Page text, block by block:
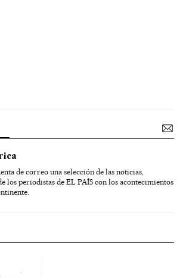
de correo una selección de las noticias,
los periodistas de EL PAÍS con los acontecimientos